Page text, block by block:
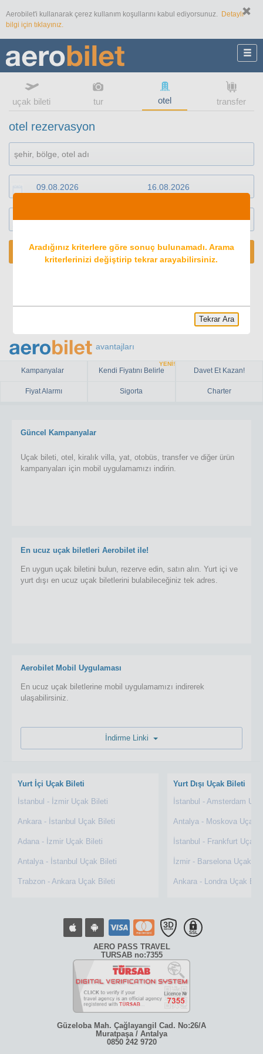
Aerobilet'i kullanarak çerez kullanım koşullarını kabul ediyorsunuz.
Detaylı
bilgi için tıklayınız.
uçak bileti tur otel transfer
otel rezervasyon
1 oda 2 konuk
ARA
avantajları
Kampanyalar Kendi Fiyatını Belirle
YENİ!
Davet Et Kazan!
Fiyat Alarmı Sigorta Charter
Güncel Kampanyalar
Uçak bileti, otel, kiralık villa, yat, otobüs, transfer ve diğer ürün
kampanyaları için mobil uygulamamızı indirin.
En ucuz uçak biletleri Aerobilet ile!
En uygun uçak biletini bulun, rezerve edin, satın alın. Yurt içi ve
yurt dışı en ucuz uçak biletlerini bulabileceğiniz tek adres.
Aerobilet Mobil Uygulaması
En ucuz uçak biletlerine mobil uygulamamızı indirerek
ulaşabilirsiniz.
Yurt İçi Uçak Bileti
İstanbul - İzmir Uçak Bileti
Ankara - İstanbul Uçak Bileti
Adana - İzmir Uçak Bileti
Antalya - İstanbul Uçak Bileti
Trabzon - Ankara Uçak Bileti
Yurt Dışı Uçak Bileti
İstanbul - Amsterdam
Antalya - Moskova Uçak
İstanbul - Frankfurt Uçak
İzmir - Barselona Uçak
Ankara - Londra Uçak
AERO PASS TRAVEL
TURSAB no:7355
Güzeloba Mah. Çağlayangil Cad. No:26/A
Muratpaşa / Antalya
0850 242 9720
Aradığınız kriterlere göre sonuç bulunamadı. Arama
kriterlerinizi değiştirip tekrar arayabilirsiniz.
Tekrar Ara